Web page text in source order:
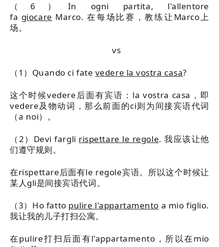
（6）In ogni partita, l'allentore
fa giocare Marco. 在每场比赛，教练让Marco上
场。
vs
（1）Quando ci fate vedere la vostra casa?
这个时候vedere后面有宾语：la vostra casa，即
vedere及物动词，那么前面的ci则为间接宾语代词
（a noi）。
（2）Devi fargli rispettare le regole. 我应该让他
们遵守规则。
在rispettare后面有le regole宾语。所以这个时候让
某人gli是间接宾语代词。
（3）Ho fatto pulire l'appartamento a mio figlio.
我让我的儿子打扫公寓。
在pulire打扫后面有l'appartamento，所以在mio